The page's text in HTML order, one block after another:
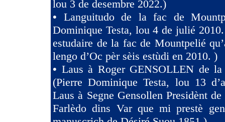
lou 3 de desembre 2022.)
• Languitudo de la fac de
Dominique Testa, lou 4 de julié
estudaire de la fac de Mountpelié
lengo d’Oc pèr sèis estùdi en 2010. )
• Laus à Roger GENSOLLEN de la
(Pierre Dominique Testa, lou 13
Laus à Segne Gensollen Presidènt
Farlèdo dins Var que mi prestè